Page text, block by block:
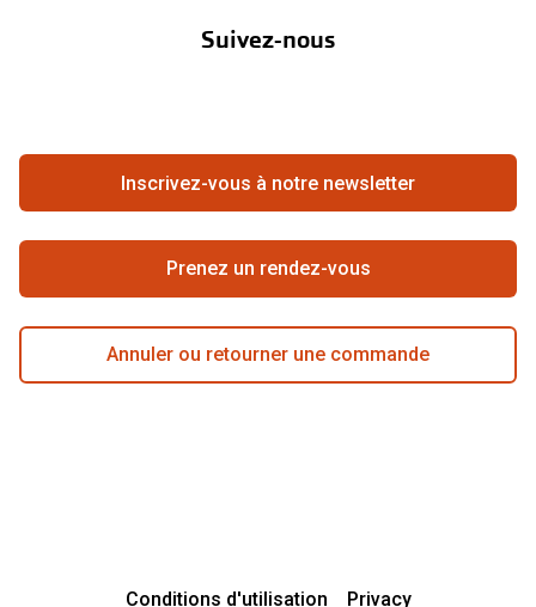
Boutique en ligne
Se rétracter du contrat ici
Suivez-nous
Inscrivez-vous à notre newsletter
Prenez un rendez-vous
Annuler ou retourner une commande
Conditions d'utilisation Privacy